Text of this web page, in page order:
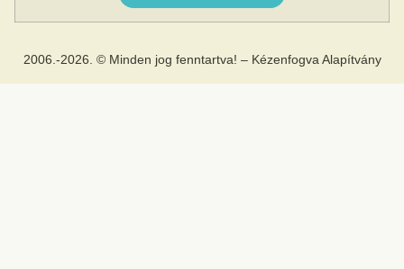
2006.-2026. © Minden jog fenntartva! – Kézenfogva Alapítvány